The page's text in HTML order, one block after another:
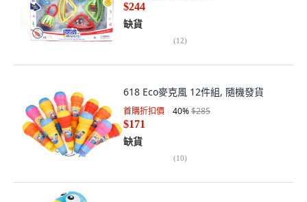
$244
缺貨
(12)
618 Eco麥克風 12件組, 隨機發貨
首購折扣價 40%$285
$171
缺貨
(10)